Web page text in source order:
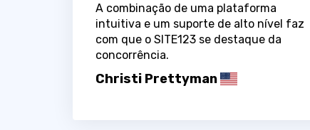
A combinação de uma plataforma
intuitiva e um suporte de alto nível faz
com que o SITE123 se destaque da
concorrência.
Christi Prettyman